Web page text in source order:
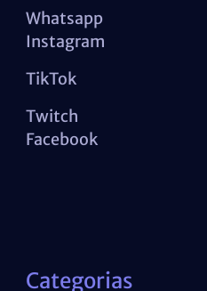
Whatsapp
Instagram
TikTok
Twitch
Facebook
Categorias